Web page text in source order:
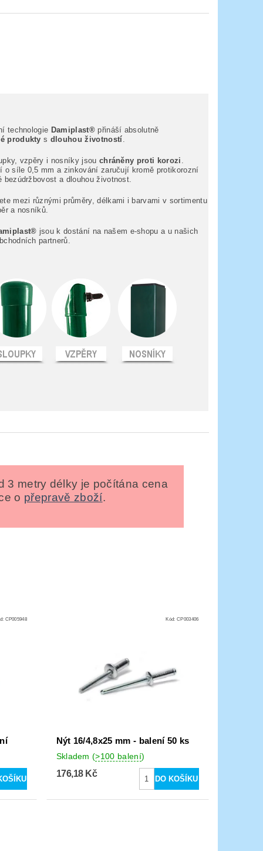
technologie Damiplast®přináší absolutně
produkty s dlouhou životností .
vzpěry i nosníky jsou chráněny proti korozi .
o síle 0,5 mm a zinkování zaručují kromě protikorozní
bezúdržbovost a dlouhou životnost.
mezi různými průměry, délkami i barvami v sortimentu
a nosníků.
jsou k dostání na našem e-shopu a u našich
partnerů.
3 metry délky je počítána cena
o přepravě zboží.
CP005948 Kód:CP003406
Nýt 16/4,8x25 mm - balení 50 ks
Skladem(>100 balení)
176,18 Kč